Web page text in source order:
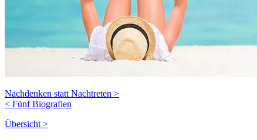
Nachdenken statt Nachtreten >
< Fünf Biografien
Übersicht >